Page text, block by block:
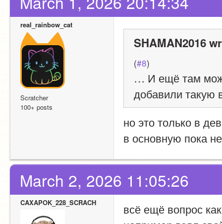
real_rainbow_cat
Scratcher
100+ posts
SHAMAN2016
(#8)
… И ещё там
добавили такую
но это только в
в основную пока
March 2, 2026 11:05:26
CAXAPOK_228_SCRACH
всё ещё вопрос